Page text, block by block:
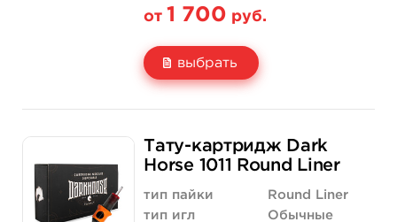
от 1 700 руб.
выбрать
Количество
1 700 руб.
купить
Тату-картридж Dark
Horse 1011 Round Liner
тип пайки
Round Liner
тип игл
Обычные